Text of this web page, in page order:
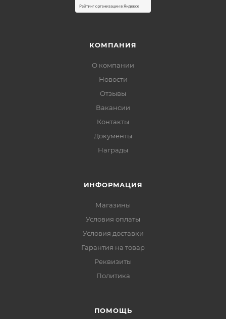
КОМПАНИЯ
О компании
Новости
Отзывы
Вакансии
Контакты
Документы
Награды
ИНФОРМАЦИЯ
Магазины
Условия оплаты
Условия доставки
Гарантия на товар
Реквизиты
Политика
ПОМОЩЬ